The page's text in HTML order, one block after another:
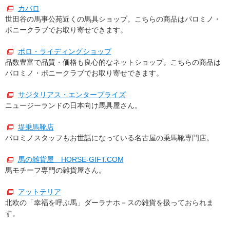
カバロ
世田谷の馬事公苑近くの馬具ショップ。こちらの商品はパロミノ・
ポニークラブでお取り寄せできます。
ボロ・ライディングショップ
品数豊富で品質・価格も良心的なネットショップ。こちらの商品は
パロミノ・ポニークラブでお取り寄せできます。
サジタリアス・エンタープライズ
ニュージーランドの日本向け馬具屋さん。
堤乗馬靴店
パロミノスタッフもお世話になっている名古屋の乗馬靴専門店。
馬の雑貨屋 HORSE-GIFT.COM
馬モチーフ専門の雑貨屋さん。
アットテリア
北欧の「幸福を呼ぶ馬」ダーラナホ－スの雑貨を扱っておられま
す。